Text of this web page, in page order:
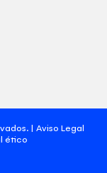
| Aviso Legal
ético